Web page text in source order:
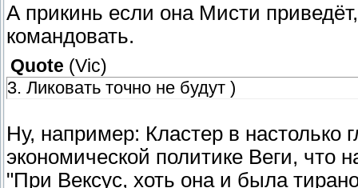
А прикинь если она Мисти
командовать.
Quote (Vic)
3. Ликовать точно не будут )
Ну, например: Кластер в настолько
экономической политике Веги, что
"При Вексус, хоть она и была